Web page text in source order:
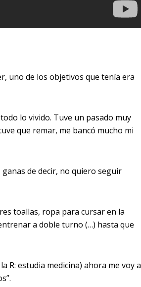
uno de los objetivos que tenía era
lo vivido. Tuve un pasado muy
que remar, me bancó mucho mi
de decir, no quiero seguir
toallas, ropa para cursar en la
a doble turno (…) hasta que
R: estudia medicina) ahora me voy a